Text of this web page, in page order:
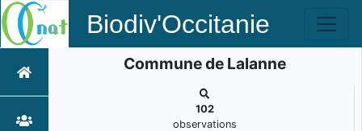
Biodiv'Occitanie
Commune de Lalanne
102
observations